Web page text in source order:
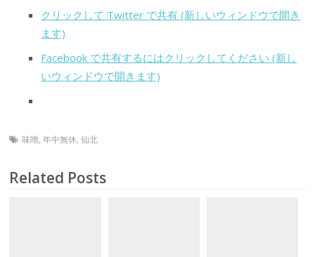
クリックして Twitter で共有 (新しいウィンドウで開き
ます)
Facebook で共有するにはクリックしてください (新し
いウィンドウで開きます)
味噌,年中無休,仙北
Related Posts